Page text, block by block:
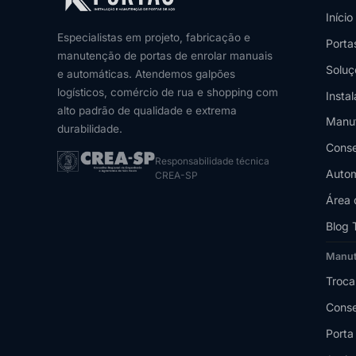
Especialistas em projeto, fabricação e
manutenção de portas de enrolar manuais
e automáticas. Atendemos galpões
logísticos, comércio de rua e shopping com
alto padrão de qualidade e extrema
durabilidade.
Responsabilidade técnica
CREA-SP
Início
Área
Blog